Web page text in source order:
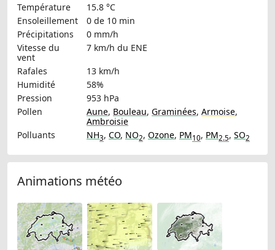
Température
15.8 °C
Ensoleillement
0 de 10 min
Précipitations
0 mm/h
Vitesse du
vent
7 km/h du ENE
Rafales
13 km/h
Humidité
58%
Pression
953 hPa
Pollen
Aune, Bouleau, Graminées, Armoise,
Ambroisie
Polluants
NH3, CO, NO2, Ozone, PM10, PM2.5, SO2
Animations météo